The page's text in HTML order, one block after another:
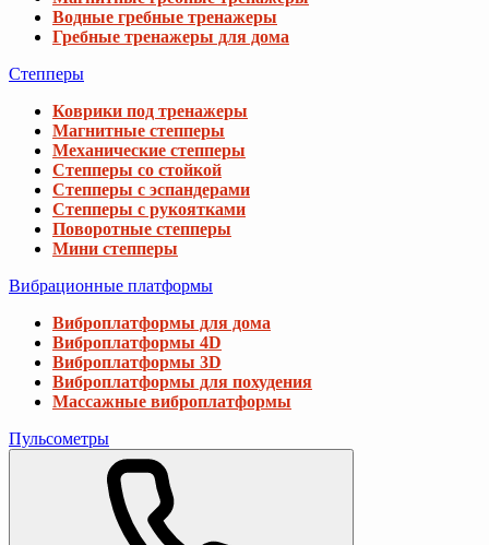
Водные гребные тренажеры
Гребные тренажеры для дома
Степперы
Коврики под тренажеры
Магнитные степперы
Механические степперы
Степперы со стойкой
Степперы с эспандерами
Степперы с рукоятками
Поворотные степперы
Мини степперы
Вибрационные платформы
Виброплатформы для дома
Виброплатформы 4D
Виброплатформы 3D
Виброплатформы для похудения
Массажные виброплатформы
Пульсометры